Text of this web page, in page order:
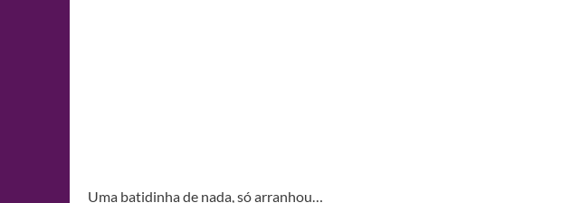
Uma batidinha de nada, só arranhou…